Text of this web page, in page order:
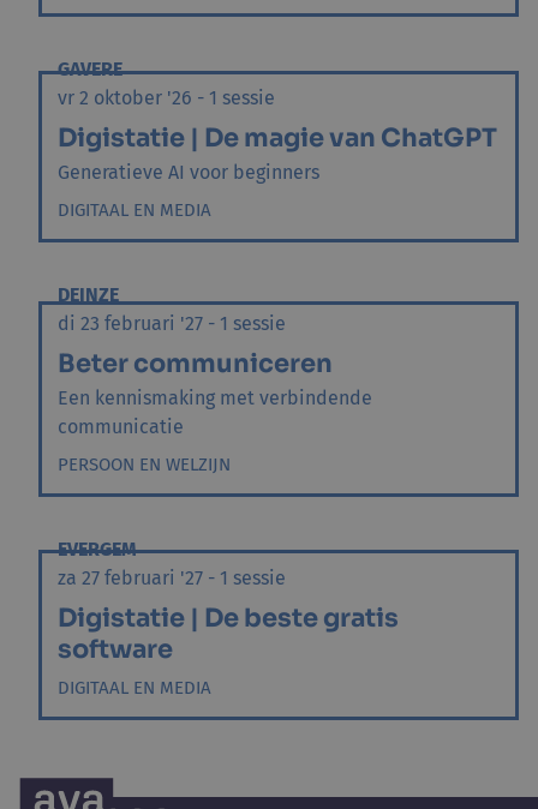
GAVERE
vr 2 oktober '26 - 1 sessie
Digistatie | De magie van ChatGPT
Generatieve AI voor beginners
DIGITAAL EN MEDIA
DEINZE
di 23 februari '27 - 1 sessie
Beter communiceren
Een kennismaking met verbindende
communicatie
PERSOON EN WELZIJN
EVERGEM
za 27 februari '27 - 1 sessie
Digistatie | De beste gratis
software
DIGITAAL EN MEDIA